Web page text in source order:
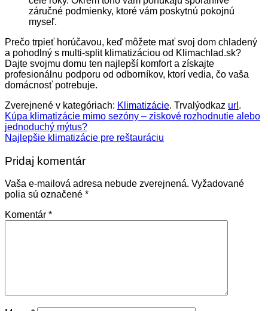
záručné podmienky, ktoré vám poskytnú pokojnú
myseľ.
Prečo trpieť horúčavou, keď môžete mať svoj dom chladený
a pohodlný s multi-split klimatizáciou od Klimachlad.sk?
Dajte svojmu domu ten najlepší komfort a získajte
profesionálnu podporu od odborníkov, ktorí vedia, čo vaša
domácnosť potrebuje.
Zverejnené v kategóriach: Klimatizácie. Trvalýodkaz url .
Kúpa klimatizácie mimo sezóny – ziskové rozhodnutie alebo
jednoduchý mýtus?
Najlepšie klimatizácie pre reštauráciu
Pridaj komentár
Vaša e-mailová adresa nebude zverejnená. Vyžadované
polia sú označené *
Komentár *